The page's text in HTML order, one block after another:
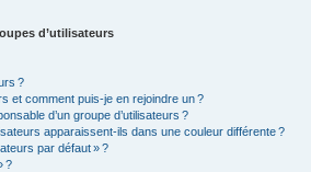
d’utilisateurs
?
et comment puis-je en rejoindre un ?
d’un groupe d’utilisateurs ?
apparaissent-ils dans une couleur différente ?
par défaut » ?
?